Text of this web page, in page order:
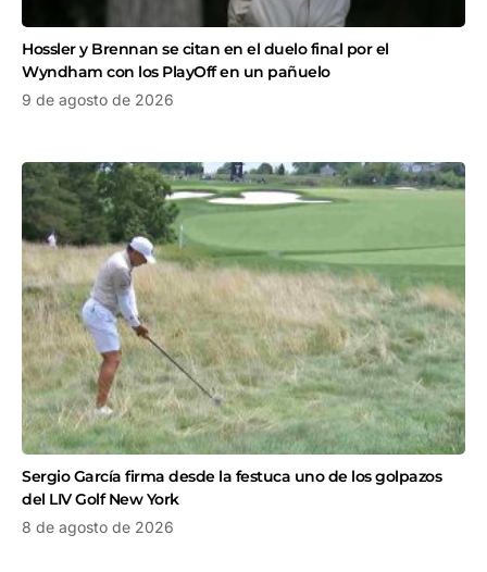
Hossler y Brennan se citan en el duelo final por el
Wyndham con los PlayOff en un pañuelo
9 de agosto de 2026
Sergio García firma desde la festuca uno de los golpazos
del LIV Golf New York
8 de agosto de 2026